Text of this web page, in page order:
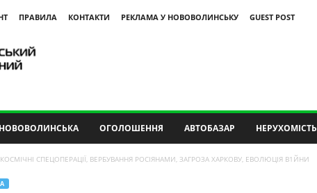
ПРАВИЛА КОНТАКТИ РЕКЛАМА У НОВОВОЛИНСЬКУ
GUEST POST
ОГОЛОШЕННЯ АВТОБАЗАР НЕРУХОМІСТЬ
СПЕЦОПЕРАЦІЇ, ВЕРБУВАННЯ РОСІЯНАМИ, ЗАГРОЗА ХАРКОВУ, ЕВОЛЮЦІЯ В1ЙНИ